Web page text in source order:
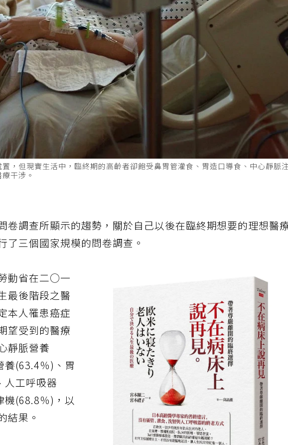
，但現實生活中，臨終期的高齡者卻飽受鼻胃管灌食、胃造口導食、中心靜脈
干涉。
卷調查所顯示的趨勢，關於自己以後在臨終期想要的理想醫
了三個國家規模的問卷調查。
動省在二○一
最後階段之醫
本人罹患癌症
望受到的醫療
靜脈營養
養(63.4％)、胃
人工呼吸器
機(68.8％)，以
結果。